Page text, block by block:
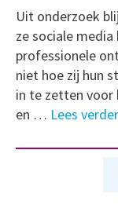
Uit onderzoek
ze sociale
professionele
niet hoe zij hun
in te zetten voor
en … Lees verder